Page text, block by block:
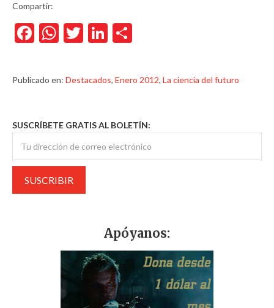
Compartir:
Facebook
WhatsApp
TwitterLinkedIn
Publicado en: Destacados, Enero 2012, La ciencia del futuro
SUSCRÍBETE GRATIS AL BOLETÍN:
Apóyanos: